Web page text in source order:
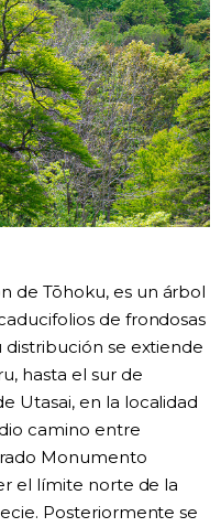
de Tōhoku, es un árbol
de frondosas
se extiende
hasta el sur de
Utasai, en la localidad
camino entre
Monumento
el límite norte de la
Posteriormente se